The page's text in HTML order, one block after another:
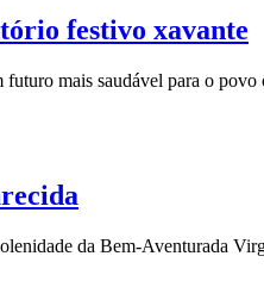
festivo xavante
mais saudável para o
da Bem-Aventurada